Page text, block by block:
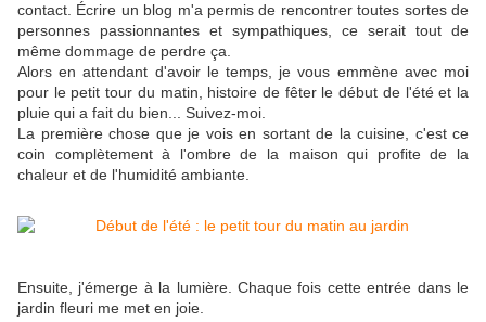
contact. Écrire un blog m'a permis de rencontrer toutes sortes de
personnes passionnantes et sympathiques, ce serait tout de
même dommage de perdre ça.
Alors en attendant d'avoir le temps, je vous emmène avec moi
pour le petit tour du matin, histoire de fêter le début de l'été et la
pluie qui a fait du bien... Suivez-moi.
La première chose que je vois en sortant de la cuisine, c'est ce
coin complètement à l'ombre de la maison qui profite de la
chaleur et de l'humidité ambiante.
Ensuite, j'émerge à la lumière. Chaque fois cette entrée dans le
jardin fleuri me met en joie.